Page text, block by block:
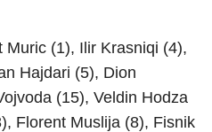
Muric (1), Ilir Krasniqi (4),
Hajdari (5), Dion
(15), Veldin Hodza
Florent Muslija (8), Fisnik